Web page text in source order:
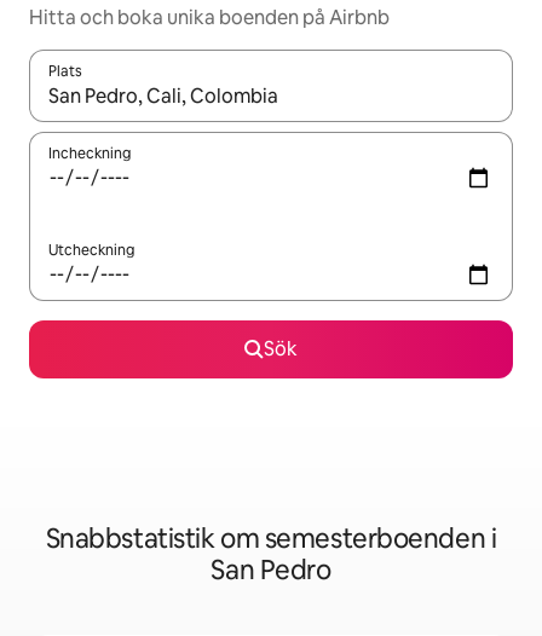
Hitta och boka unika boenden på Airbnb
Plats
När resultaten är tillgängliga kan du navigera med upp- och
Incheckning
Utcheckning
Sök
Snabbstatistik om semesterboenden i
San Pedro